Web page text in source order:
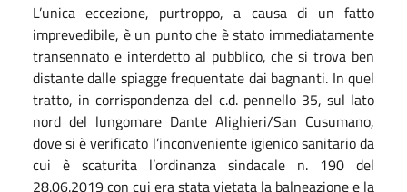
L’unica eccezione, purtroppo, a causa di un fatto
imprevedibile, è un punto che è stato immediatamente
transennato e interdetto al pubblico, che si trova ben
distante dalle spiagge frequentate dai bagnanti. In quel
tratto, in corrispondenza del c.d. pennello 35, sul lato
nord del lungomare Dante Alighieri/San Cusumano,
dove si è verificato l’inconveniente igienico sanitario da
cui è scaturita l’ordinanza sindacale n. 190 del
28.06.2019 con cui era stata vietata la balneazione e la